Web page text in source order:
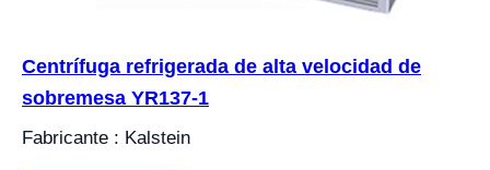
Centrífuga refrigerada de alta velocidad de
sobremesa YR137-1
Fabricante : Kalstein